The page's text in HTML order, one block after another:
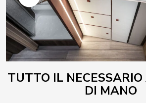
TUTTO IL
DI MANO